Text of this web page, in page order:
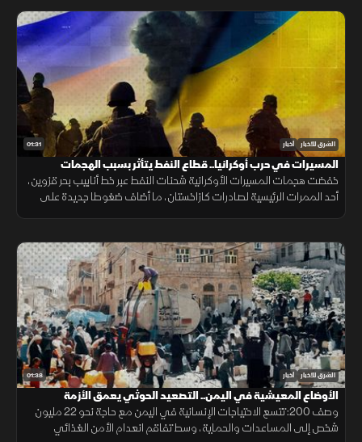
01:31 الشرق للأخبار أخبار
المسيرات في حرب أوكرانيا.. قطاع النفط يتأثر بسبب الهجمات
خفضت هجمات المسيرات الأوكرانية شحنات النفط عبر خط أنابيب بحر قزوين،
أحد الممرات الرئيسية لصادرات كازاخستان، ما أضاف ضغوطا جديدة على
01:38 الشرق للأخبار أخبار
الأوضاع المعيشية في اليمن.. التصعيد الحوثي يعمق الأزمة
وصف 200: تتسع الاحتياجات الإنسانية في اليمن مع حاجة نحو 22 مليون
شخص إلى المساعدات والحماية، وسط تفاقم انعدام الأمن الغذائي